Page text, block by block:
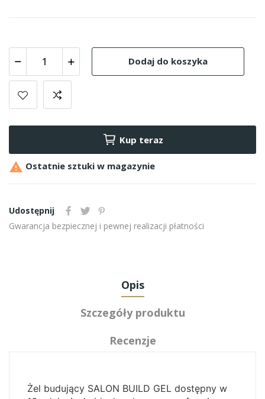
Dodaj do koszyka
Kup teraz
 Ostatnie sztuki w magazynie
Udostępnij
Gwarancja bezpiecznej i pewnej realizacji płatności
Opis
Szczegóły produktu
Recenzje
Żel budujący SALON BUILD GEL dostępny w